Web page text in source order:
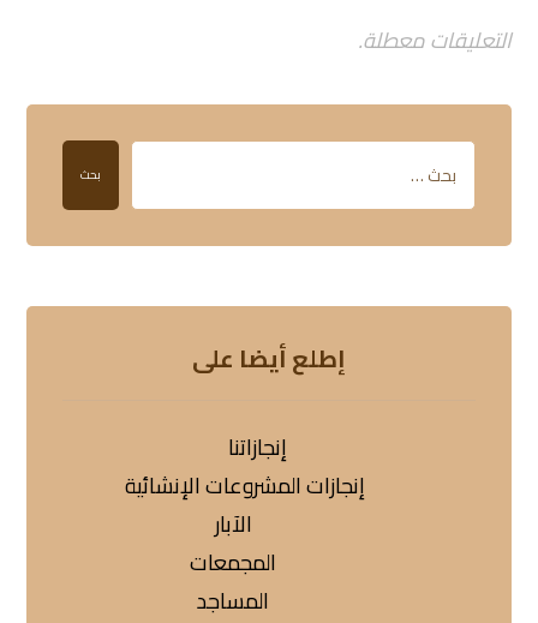
التعليقات معطلة.
بحث
إطلع أيضا على
إنجازاتنا
إنجازات المشروعات الإنشائية
الآبار
المجمعات
المساجد